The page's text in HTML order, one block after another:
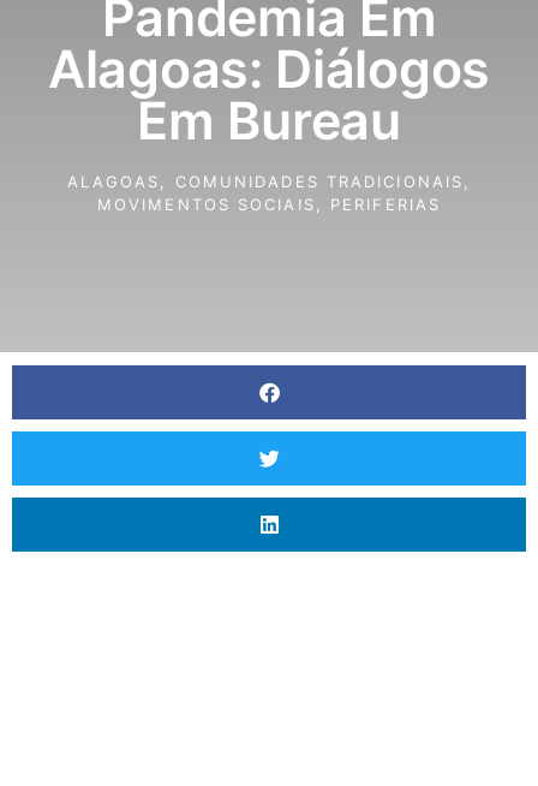
Pandemia Em
Alagoas: Diálogos
Em Bureau
ALAGOAS COMUNIDADES TRADICIONAIS
MOVIMENTOS SOCIAIS
PERIFERIAS